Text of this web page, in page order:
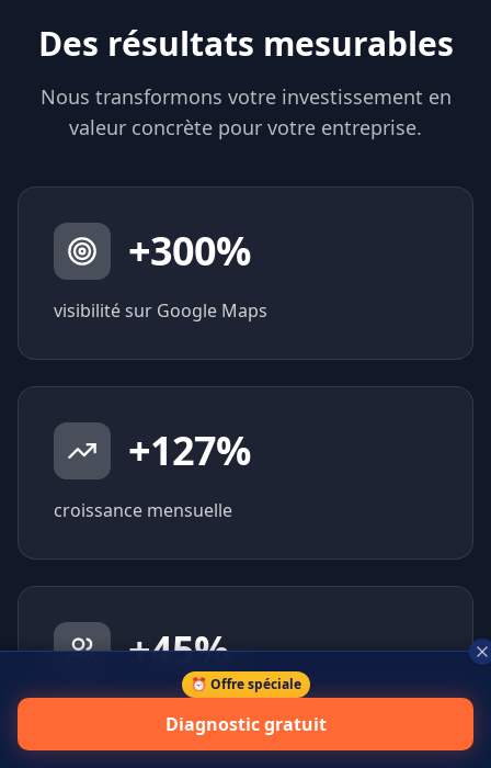
Des résultats mesurables
Nous transformons votre investissement en
valeur concrète pour votre entreprise.
+300%
visibilité sur Google Maps
+127%
croissance mensuelle
+45%
⏰ Offre spéciale
Diagnostic gratuit